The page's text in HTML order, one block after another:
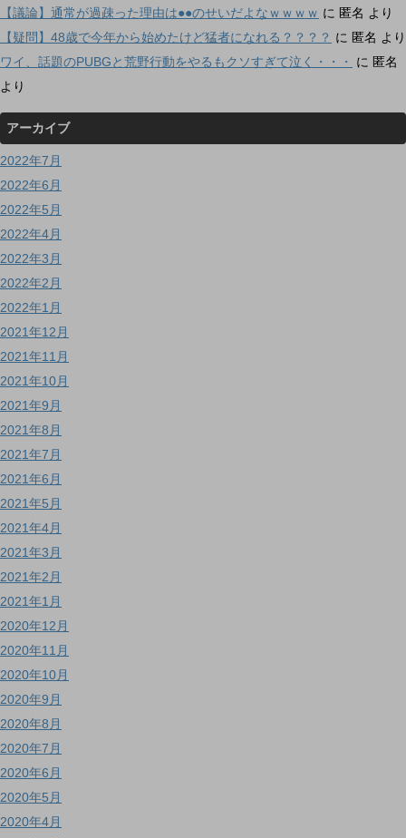
【議論】通常が過疎った理由は●●のせいだよなｗｗｗｗ に 匿名 より
【疑問】48歳で今年から始めたけど猛者になれる？？？？ に 匿名 より
ワイ、話題のPUBGと荒野行動をやるもクソすぎて泣く・・・
に 匿名
より
アーカイブ
2022年7月
2022年6月
2022年5月
2022年4月
2022年3月
2022年2月
2022年1月
2021年12月
2021年11月
2021年10月
2021年9月
2021年8月
2021年7月
2021年6月
2021年5月
2021年4月
2021年3月
2021年2月
2021年1月
2020年12月
2020年11月
2020年10月
2020年9月
2020年8月
2020年7月
2020年6月
2020年5月
2020年4月